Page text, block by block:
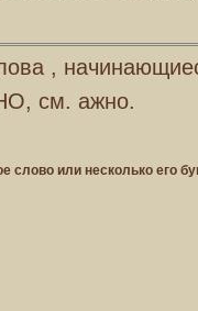
,
см. ажно.
слово или несколько его